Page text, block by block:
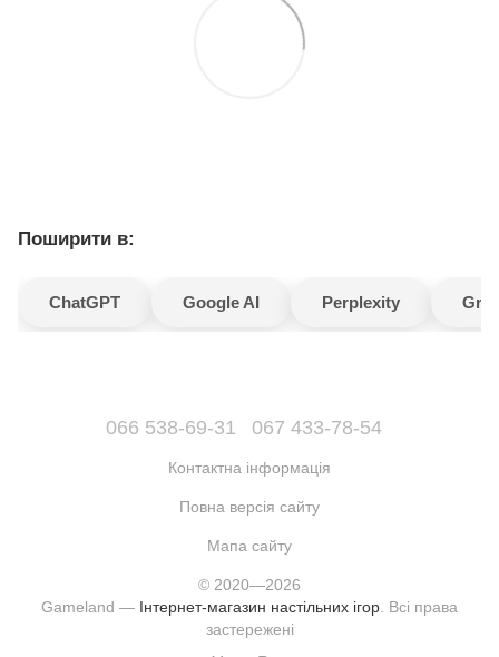
Поширити в:
ChatGPT Google AI Perplexity
066 538-69-31 067 433-78-54
Контактна інформація
Повна версія сайту
Мапа сайту
© 2020—2026
Gameland — Інтернет-магазин настільних ігор . Всі права
застережені